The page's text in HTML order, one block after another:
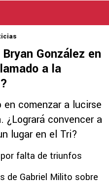
González en
a la
comenzar a lucirse
¿Logrará convencer a
lugar en el Tri?
falta de triunfos
de Gabriel Milito sobre